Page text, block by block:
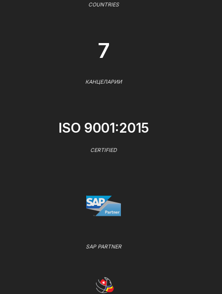
COUNTRIES
7
КАНЦЕЛАРИИ
ISO 9001:2015
CERTIFIED
SAP PARTNER